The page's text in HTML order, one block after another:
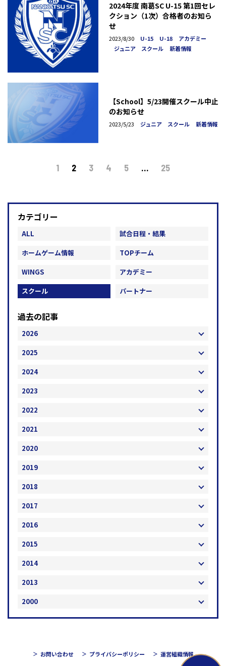
2024年度 南葛SC U-15 第1回セレ
クション（1次）合格者のお知ら
せ
2023/8/30 U-15 U-18
アカデミー
ジュニア スクール
新着情報
【School】5/23開催スクール中止
のお知らせ
2023/5/23 ジュニア スクール 新着情報
1 2 3 4 5 … 25
カテゴリー
ALL
試合日程・結果
ホームゲーム情報
TOPチーム
WINGS
アカデミー
スクール
パートナー
過去の記事
2026
2025
2024
2023
2022
2021
2020
2019
2018
2017
2016
2015
2014
2013
2000
お問い合わせ プライバシーポリシー 運営組織情報